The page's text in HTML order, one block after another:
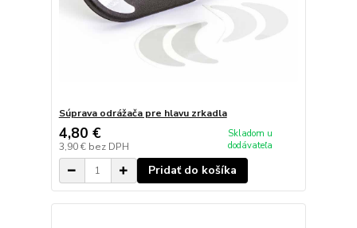
Súprava odrážača pre hlavu zrkadla
4,80 €
3,90 € bez DPH
Skladom u
dodávateľa
Pridať do košíka